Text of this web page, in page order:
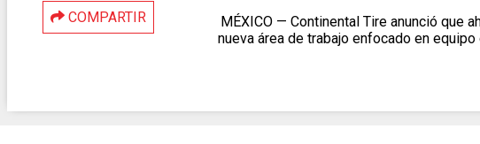
COMPARTIR
MÉXICO — Continental Tire anunció que
nueva área de trabajo enfocado en